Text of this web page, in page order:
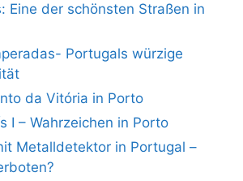
Eine der schönsten Straßen in
Portugals würzige
da Vitória in Porto
I – Wahrzeichen in Porto
Metalldetektor in Portugal –